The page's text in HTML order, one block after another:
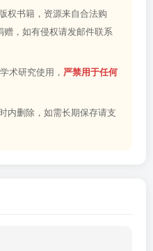
权书籍，资源来自合法购
，如有侵权请发邮件联系
术研究使用， 严禁用于任何
内删除，如需长期保存请支